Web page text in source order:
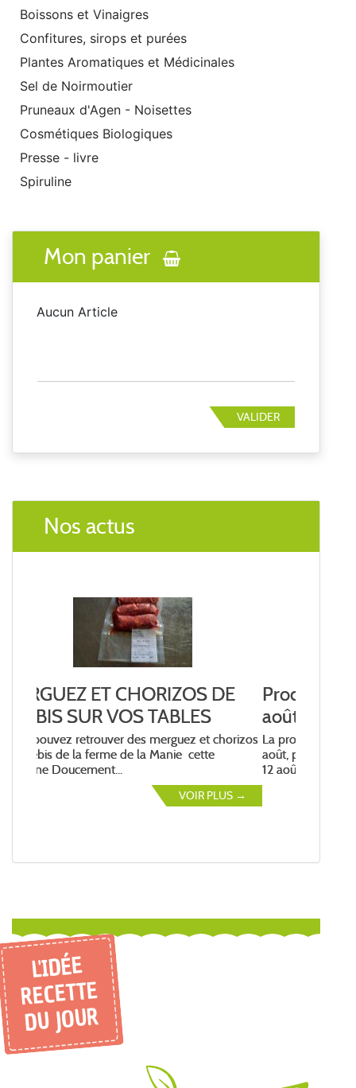
Boissons et Vinaigres
Confitures, sirops et purées
Plantes Aromatiques et Médicinales
Sel de Noirmoutier
Pruneaux d'Agen - Noisettes
Cosmétiques Biologiques
Presse - livre
Spiruline
Mon panier
Aucun Article
VALIDER
Nos actus
Prochaine livraison vendredi 14
août
La prochaine livraison aura lieu le vendredi 14
août, passez votre commande avant mercredi
12 août...
VOIR PLUS →
L'IDÉE
RECETTE
DU JOUR